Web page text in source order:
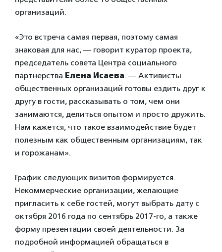
организаций.
«Это встреча самая первая, поэтому самая
знаковая для нас, — говорит куратор проекта,
председатель совета Центра социального
партнерства Елена Исаева. — Активисты
общественных организаций готовы ездить друг к
другу в гости, рассказывать о том, чем они
занимаются, делиться опытом и просто дружить.
Нам кажется, что такое взаимодействие будет
полезным как общественным организациям, так
и горожанам».
График следующих визитов формируется.
Некоммерческие организации, желающие
пригласить к себе гостей, могут выбрать дату с
октября 2016 года по сентябрь 2017-го, а также
форму презентации своей деятельности. За
подробной информацией обращаться в